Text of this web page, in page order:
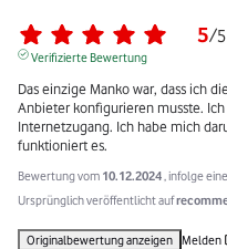
5/5
Verifizierte Bewertung
Das einzige Manko war, dass ich
Anbieter konfigurieren musste.
Internetzugang. Ich habe mich
funktioniert es.
Bewertung vom 10.12.2024 , infolge
Ursprünglich veröffentlicht auf
Originalbewertung anzeigen Melden